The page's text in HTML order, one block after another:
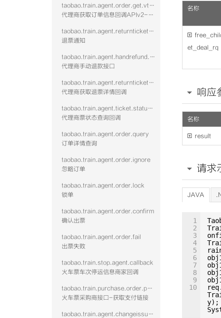
taobao.train.agent.order.get.vtwo
代理商获取订单信息回调APIv2--增加鉴权校验
taobao.train.agent.returnticket.confirm.vtwo
退票通知
taobao.train.agent.handrefund.refundfee
代理商手动退款接口
taobao.train.agent.returnticketinfo.get.vtwo
代理商获取退票详情回调
taobao.train.agent.ticket.status.callback
代理商票状态查询回调
taobao.train.agent.order.query
订单详情查询
taobao.train.agent.order.ignore
忽略订单
taobao.train.agent.order.lock
锁单
taobao.train.agent.order.confirm
确认出票
taobao.train.agent.order.fail
出票失败
taobao.train.stop.agent.callback
火车票车次停运信息商家回调
taobao.train.purchase.order.payurl
火车票采购商接口-获取支付链接
taobao.train.agent.changeissue.confirm.vtwo
名称

et_deal_rq
响应
名称
 result
请求
JAVA
1
2
3
4
5
6
7
8
9
10
y);